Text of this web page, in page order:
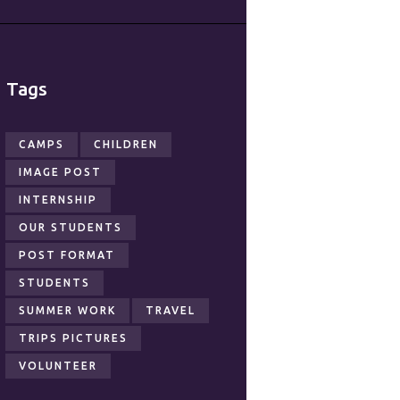
Tags
CAMPS CHILDREN
IMAGE POST
INTERNSHIP
OUR STUDENTS
POST FORMAT
STUDENTS
SUMMER WORK TRAVEL
TRIPS PICTURES
VOLUNTEER